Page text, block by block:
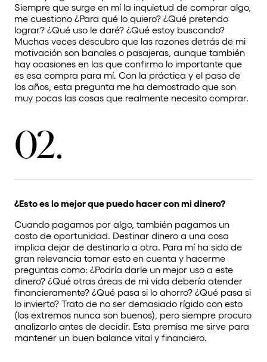
Siempre que surge en mí la inquietud de comprar algo,
me cuestiono ¿Para qué lo quiero? ¿Qué pretendo
lograr? ¿Qué uso le daré? ¿Qué estoy buscando?
Muchas veces descubro que las razones detrás de mi
motivación son banales o pasajeras, aunque también
hay ocasiones en las que confirmo lo importante que
es esa compra para mí. Con la práctica y el paso de
los años, esta pregunta me ha demostrado que son
muy pocas las cosas que realmente necesito comprar.
02.
¿Esto es lo mejor que puedo hacer con mi dinero?
Cuando pagamos por algo, también pagamos un
costo de oportunidad. Destinar dinero a una cosa
implica dejar de destinarlo a otra. Para mí ha sido de
gran relevancia tomar esto en cuenta y hacerme
preguntas como: ¿Podría darle un mejor uso a este
dinero? ¿Qué otras áreas de mi vida debería atender
financieramente? ¿Qué pasa si lo ahorro? ¿Qué pasa si
lo invierto? Trato de no ser demasiado rígido con esto
(los extremos nunca son buenos), pero siempre procuro
analizarlo antes de decidir. Esta premisa me sirve para
mantener un buen balance vital y financiero.